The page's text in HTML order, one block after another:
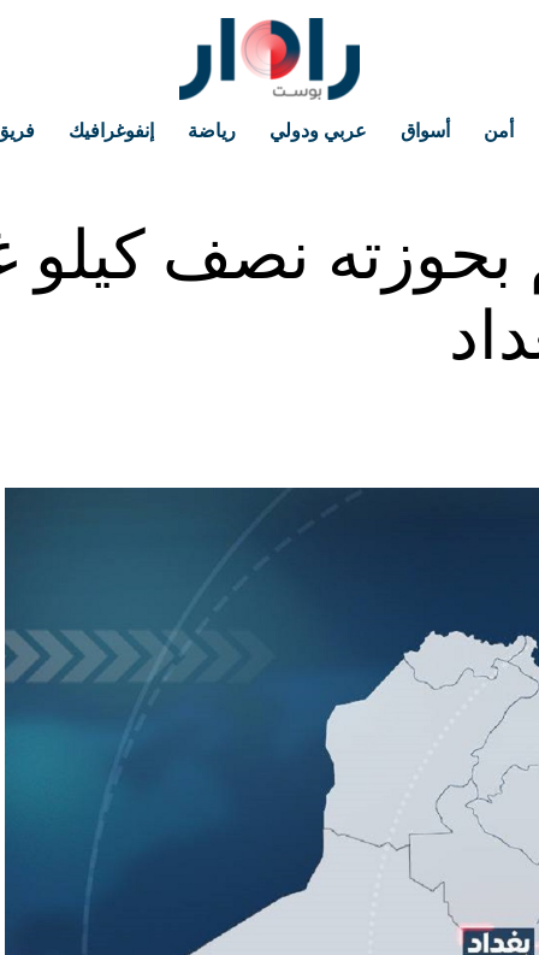
أمن أسواق عربي ودولي رياضة إنفوغرافيك
نصف كيلو